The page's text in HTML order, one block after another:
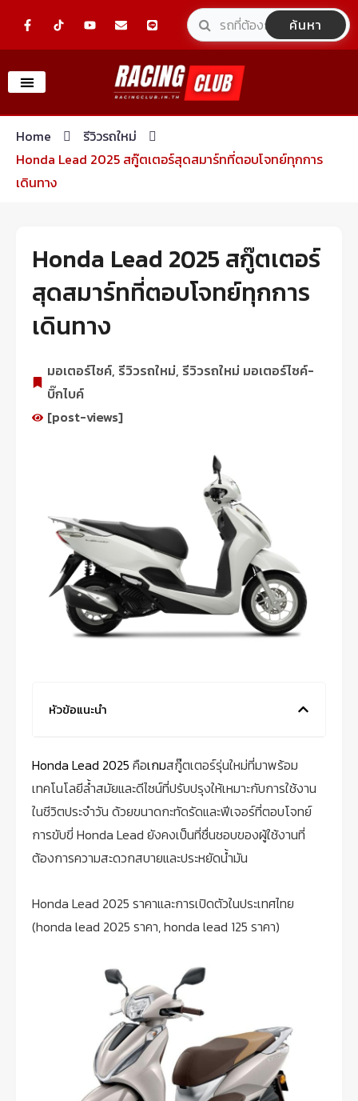
F
a
e
o
o
-
o
t
n
e
l
o
p
e
L
i
e
ค้นหา
Home
รีวิวรถใหม่
Honda Lead 2025 สกู๊ตเตอร์สุดสมาร์ทที่ตอบโจทย์ทุกการ
เดินทาง
Honda Lead 2025 สกู๊ตเตอร์
สุดสมาร์ทที่ตอบโจทย์ทุกการ
เดินทาง
มอเตอร์ไซค์, รีวิวรถใหม่, รีวิวรถใหม่ มอเตอร์ไซค์-
บิ๊กไบค์
[post-views]
หัวข้อแนะนำ
Honda Lead 2025 คือเกมสกู๊ตเตอร์รุ่นใหม่ที่มาพร้อม
เทคโนโลยีล้ำสมัยและดีไซน์ที่ปรับปรุงให้เหมาะกับการใช้งาน
ในชีวิตประจำวัน ด้วยขนาดกะทัดรัดและฟีเจอร์ที่ตอบโจทย์
การขับขี่ Honda Lead ยังคงเป็นที่ชื่นชอบของผู้ใช้งานที่
ต้องการความสะดวกสบายและประหยัดน้ำมัน
Honda Lead 2025 ราคาและการเปิดตัวในประเทศไทย
(honda lead 2025 ราคา, honda lead 125 ราคา)